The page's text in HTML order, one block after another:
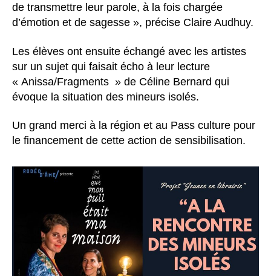
de transmettre leur parole, à la fois chargée
d’émotion et de sagesse », précise Claire Audhuy.
Les élèves ont ensuite échangé avec les artistes
sur un sujet qui faisait écho à leur lecture
« Anissa/Fragments » de Céline Bernard qui
évoque la situation des mineurs isolés.
Un grand merci à la région et au Pass culture pour
le financement de cette action de sensibilisation.